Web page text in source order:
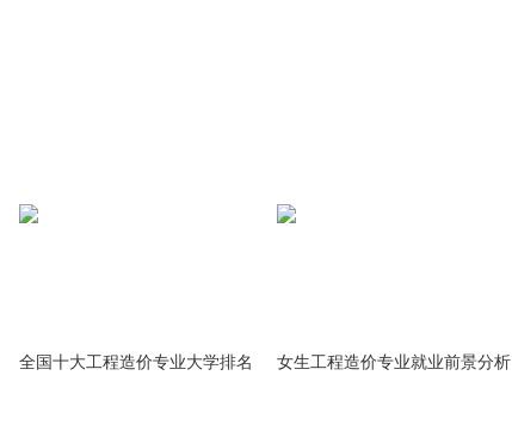
全国十大工程造价专业大学排名 女生工程造价专业就业前景分析